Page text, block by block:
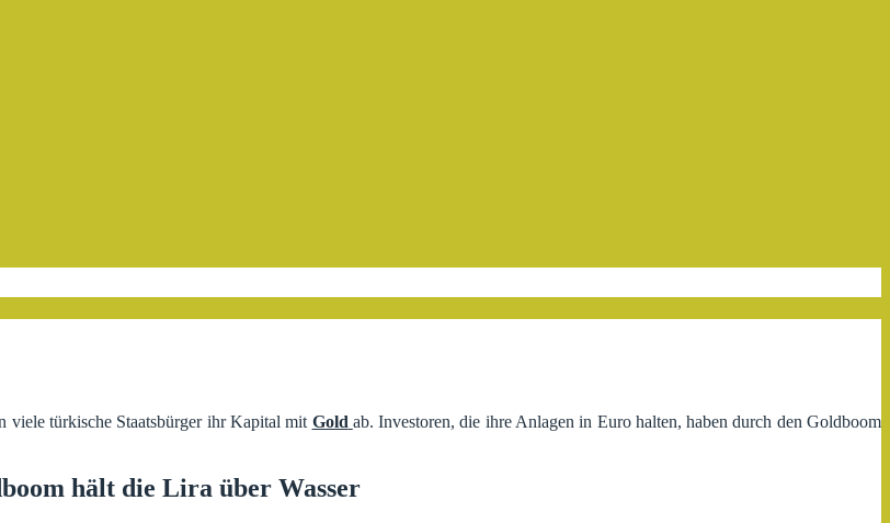
viele türkische Staatsbürger ihr Kapital mit Gold ab. Investoren, die ihre Anlagen in Euro halten, haben durch den Goldboom
hält die Lira über Wasser